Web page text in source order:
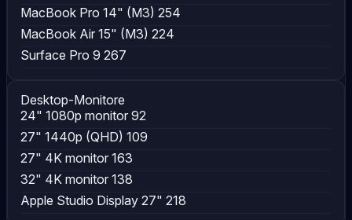
MacBook Pro 14" (M3) 254
MacBook Air 15" (M3) 224
Surface Pro 9 267
Desktop-Monitore
24" 1080p monitor 92
27" 1440p (QHD) 109
27" 4K monitor 163
32" 4K monitor 138
Apple Studio Display 27" 218